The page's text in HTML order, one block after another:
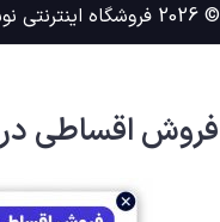
© 2026 فروشگاه اینترنتی نوشاپ. تمامی حقوق محفوظ میباشد
فروش اقساطی در